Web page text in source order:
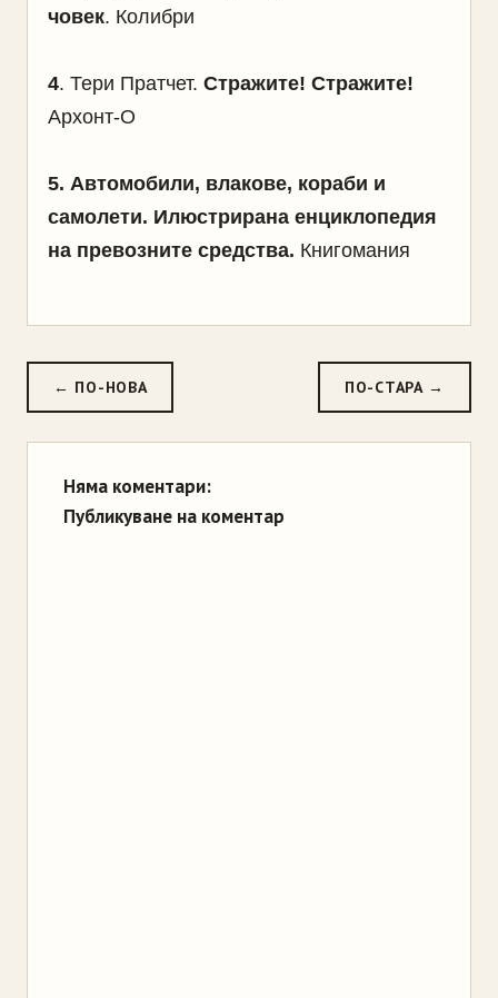
човек. Колибри
4. Тери Пратчет. Стражите! Стражите!
Архонт-О
5. Автомобили, влакове, кораби и
самолети. Илюстрирана енциклопедия
на превозните средства. Книгомания
← ПО-НОВА ПО-СТАРА →
Няма коментари:
Публикуване на коментар